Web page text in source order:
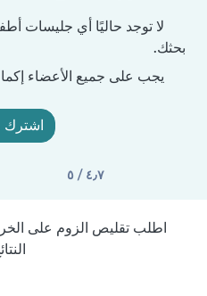
لا توجد حاليًا أي جليسات
بحثك.
يجب على جميع الأعضاء
اشترك
٤٫٧ / ٥
اطلب تقليص الزوم على